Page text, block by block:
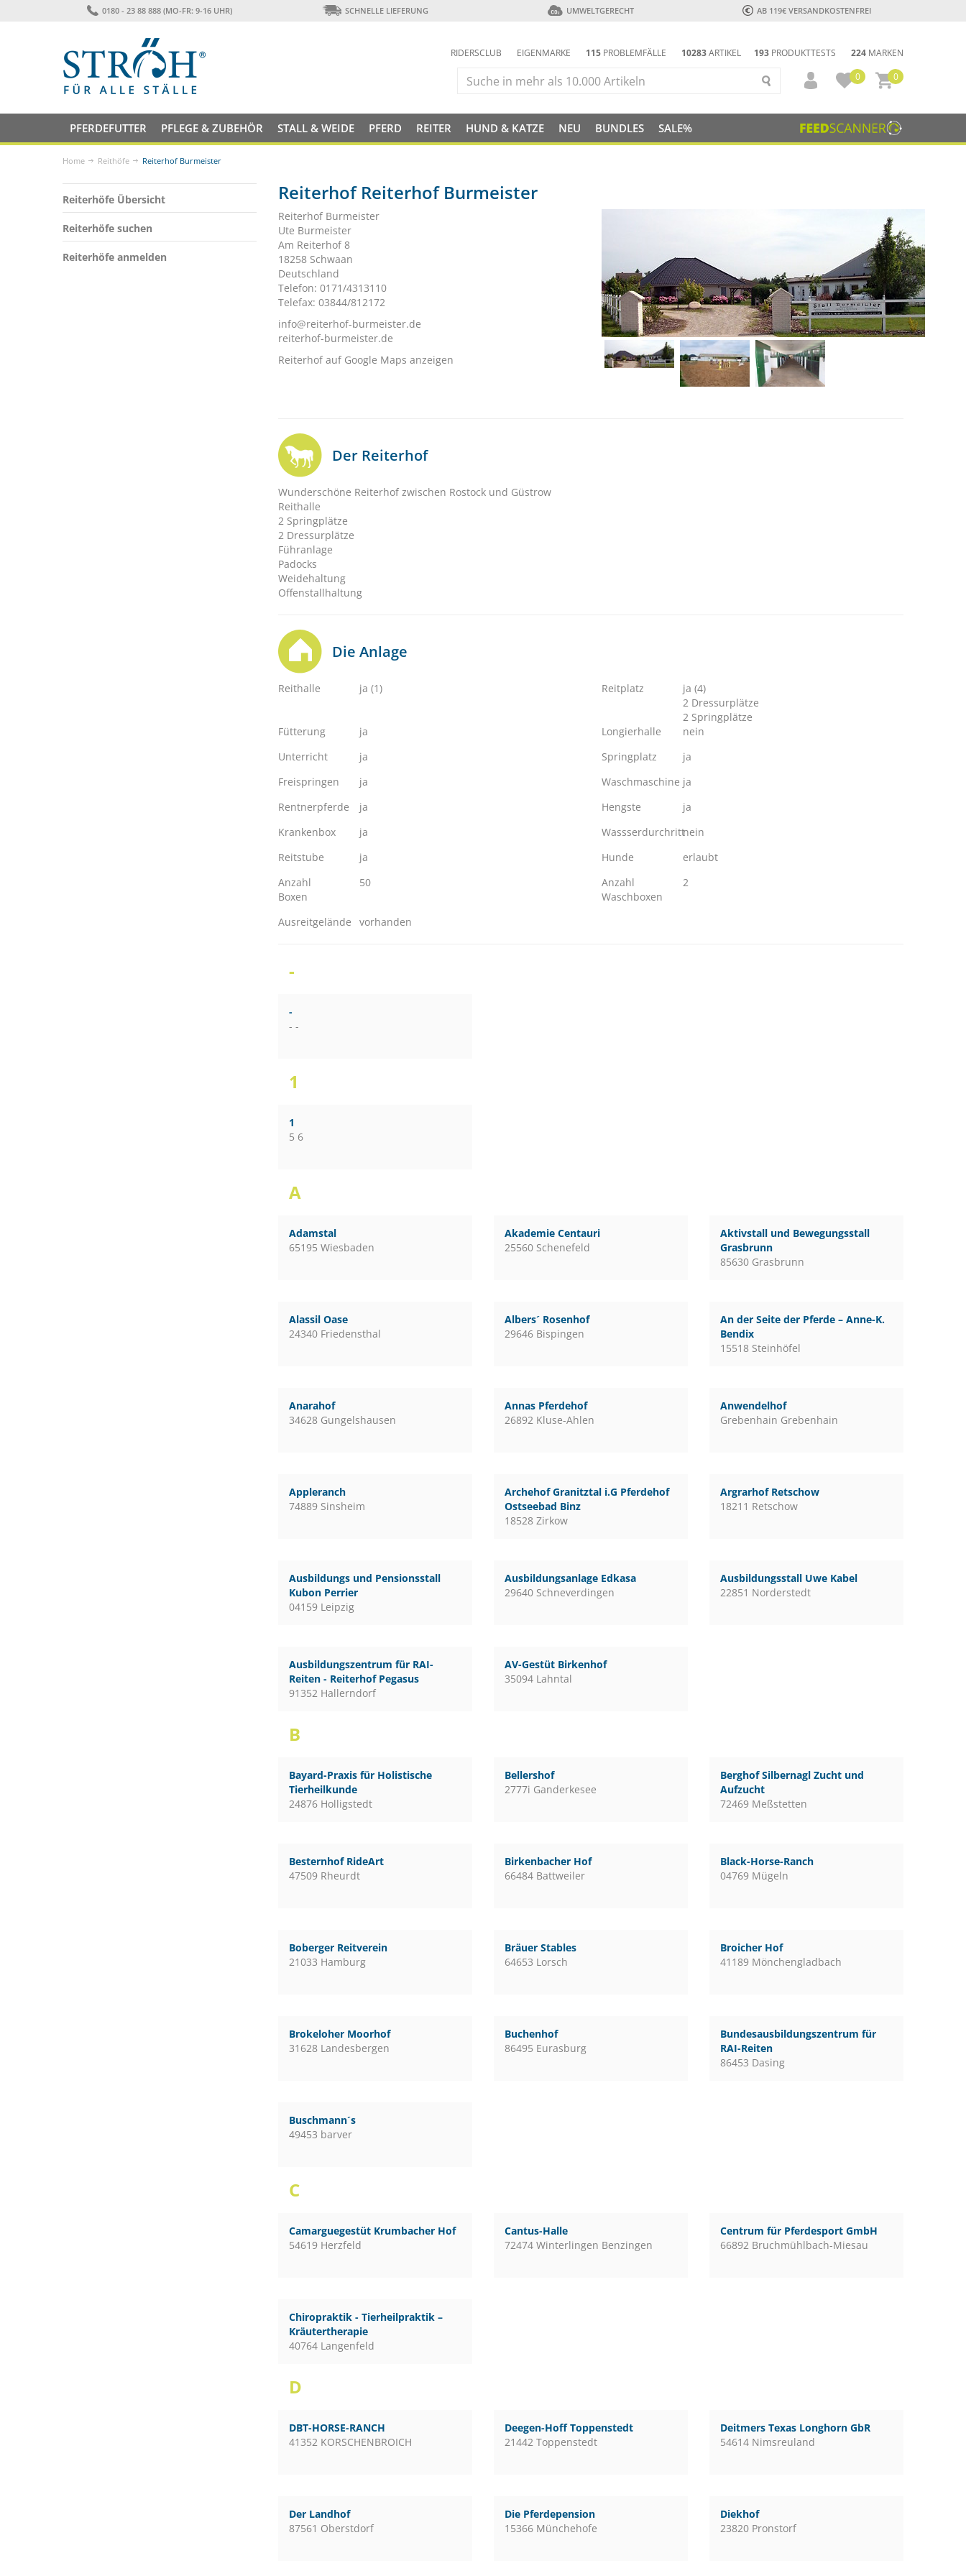
0180 - 23 88 888 (MO-FR: 9-16 UHR) SCHNELLE LIEFERUNG UMWELTGERECHT AB 119€ VERSANDKOSTENFREI
193 PRODUKTTESTS 224 MARKEN
RIDERSCLUB EIGENMARKE 115 PROBLEMFÄLLE 10283ARTIKEL
0
0
PFERDEFUTTER PFLEGE & ZUBEHÖR STALL & WEIDE PFERD REITER HUND & KATZE NEU BUNDLES SALE%
Home Reithöfe Reiterhof Burmeister
Reiterhöfe Übersicht
Reiterhöfe suchen
Reiterhöfe anmelden
Reiterhof Reiterhof Burmeister
Reiterhof Burmeister
Ute Burmeister
Am Reiterhof 8
18258 Schwaan
Deutschland
Telefon: 0171/4313110
Telefax: 03844/812172
info@reiterhof-burmeister.de
reiterhof-burmeister.de
Reiterhof auf Google Maps anzeigen
Der Reiterhof
Wunderschöne Reiterhof zwischen Rostock und Güstrow
Reithalle
2 Springplätze
2 Dressurplätze
Führanlage
Padocks
Weidehaltung
Offenstallhaltung
Die Anlage
Reithalle ja (1) Reitplatz
ja (4)
2 Dressurplätze
2 Springplätze
Fütterung
ja Longierhalle
nein
Unterricht
ja Springplatz
ja
Freispringen
ja Waschmaschine ja
Rentnerpferde
ja Hengste
ja
Krankenbox
ja Wassserdurchrittnein
Reitstube
ja Hunde
erlaubt
Anzahl
Boxen
50
Anzahl
Waschboxen
2
Ausreitgelände vorhanden
-
-
- -
1
1
5 6
A
Adamstal
65195 Wiesbaden
Akademie Centauri
25560 Schenefeld
Aktivstall und Bewegungsstall
Grasbrunn
85630 Grasbrunn
Alassil Oase
24340 Friedensthal
Albers´ Rosenhof
29646 Bispingen
An der Seite der Pferde – Anne-K.
Bendix
15518 Steinhöfel
Anarahof
34628 Gungelshausen
Annas Pferdehof
26892 Kluse-Ahlen
Anwendelhof
Grebenhain Grebenhain
Appleranch
74889 Sinsheim
Archehof Granitztal i.G Pferdehof
Ostseebad Binz
18528 Zirkow
Argrarhof Retschow
18211 Retschow
Ausbildungs und Pensionsstall
Kubon Perrier
04159 Leipzig
Ausbildungsanlage Edkasa
29640 Schneverdingen
Ausbildungsstall Uwe Kabel
22851 Norderstedt
Ausbildungszentrum für RAI-
Reiten - Reiterhof Pegasus
91352 Hallerndorf
AV-Gestüt Birkenhof
35094 Lahntal
B
Bayard-Praxis für Holistische
Tierheilkunde
24876 Holligstedt
Bellershof
2777i Ganderkesee
Berghof Silbernagl Zucht und
Aufzucht
72469 Meßstetten
Besternhof RideArt
47509 Rheurdt
Birkenbacher Hof
66484 Battweiler
Black-Horse-Ranch
04769 Mügeln
Boberger Reitverein
21033 Hamburg
Bräuer Stables
64653 Lorsch
Broicher Hof
41189 Mönchengladbach
Brokeloher Moorhof
31628 Landesbergen
Buchenhof
86495 Eurasburg
Bundesausbildungszentrum für
RAI-Reiten
86453 Dasing
Buschmann´s
49453 barver
C
Camarguegestüt Krumbacher Hof
54619 Herzfeld
Cantus-Halle
72474 Winterlingen Benzingen
Centrum für Pferdesport GmbH
66892 Bruchmühlbach-Miesau
Chiropraktik - Tierheilpraktik –
Kräutertherapie
40764 Langenfeld
D
DBT-HORSE-RANCH
41352 KORSCHENBROICH
Deegen-Hoff Toppenstedt
21442 Toppenstedt
Deitmers Texas Longhorn GbR
54614 Nimsreuland
Der Landhof
87561 Oberstdorf
Die Pferdepension
15366 Münchehofe
Diekhof
23820 Pronstorf